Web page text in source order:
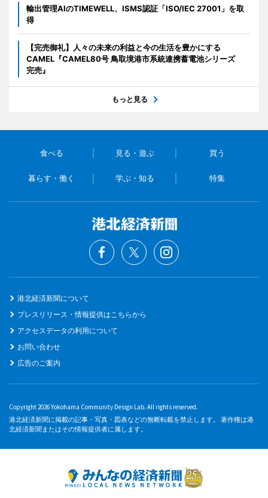
輸出管理AIのTIMEWELL、ISMS認証「ISO/IEC 27001」を取
得
【完売御礼】人々の未来の利益と今の生活を豊かにする
CAMEL『CAMEL80号 鳥取境港市系統連携蓄電池シリーズ
完売』
もっと見る
食べる 見る・遊ぶ 買う
暮らす・働く 学ぶ・知る 特集
港北経済新聞について
プレスリリース・情報提供はこちらから
アクセスデータの利用について
お問い合わせ
広告のご案内
Copyright 2026 Yokohama Community Design Lab. All rights reserved.
港北経済新聞に掲載の記事・写真・図表などの無断転載を禁止します。 著作権は港
北経済新聞またはその情報提供者に属します。